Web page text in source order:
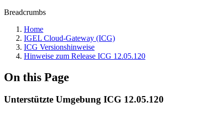
Breadcrumbs
Home
IGEL Cloud-Gateway (ICG)
ICG Versionshinweise
Hinweise zum Release ICG 12.05.120
On this Page
Unterstützte Umgebung ICG 12.05.120